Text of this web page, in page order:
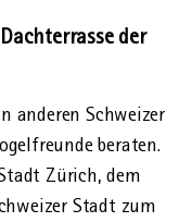
der
anderen Schweizer
beraten.
Zürich, dem
Stadt zum